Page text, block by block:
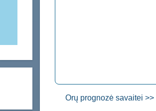
Orų prognozė savaitei >>